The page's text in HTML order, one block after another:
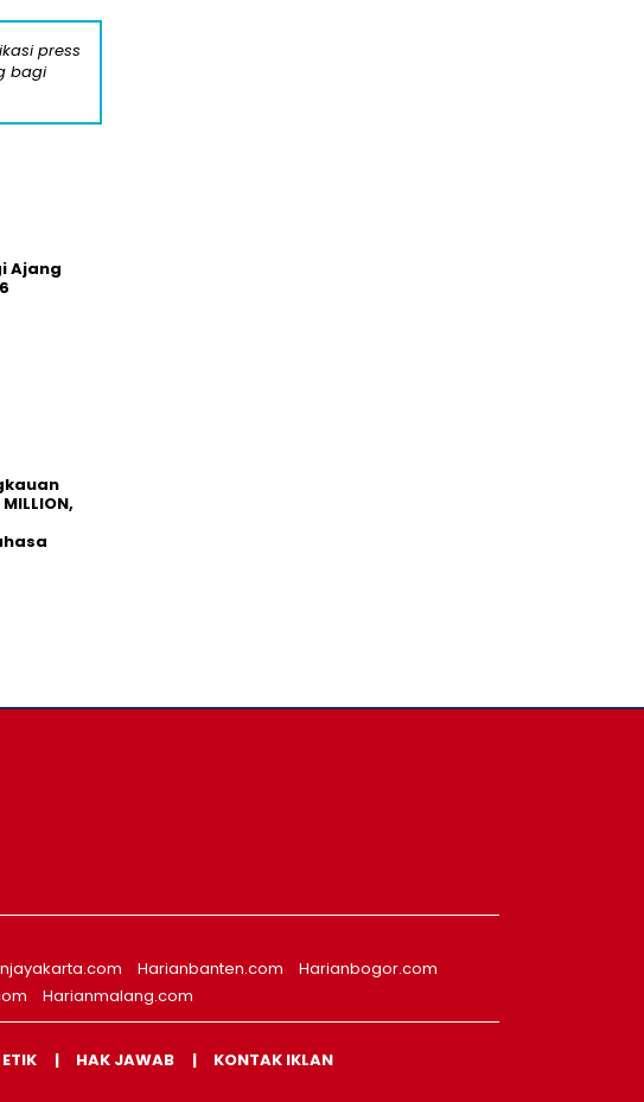
press
bagi
Ajang
Harianbanten.com
Harianbogor.com
Harianmalang.com
HAK JAWAB KONTAK IKLAN